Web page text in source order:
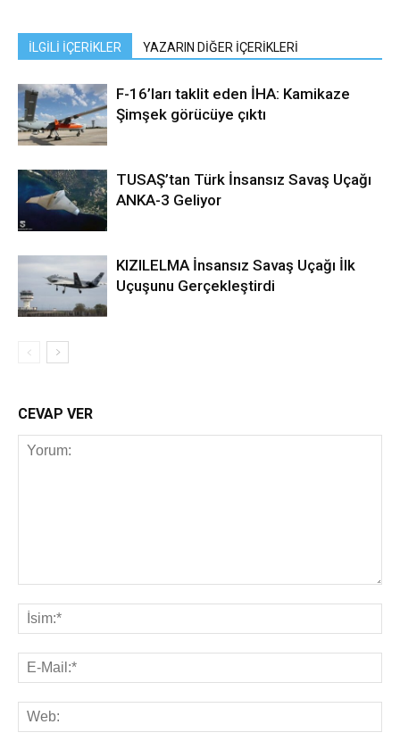
İLGİLİ İÇERİKLER YAZARIN DİĞER İÇERİKLERİ
F-16’ları taklit eden İHA: Kamikaze
Şimşek görücüye çıktı
TUSAŞ’tan Türk İnsansız Savaş Uçağı
ANKA-3 Geliyor
KIZILELMA İnsansız Savaş Uçağı İlk
Uçuşunu Gerçekleştirdi
CEVAP VER